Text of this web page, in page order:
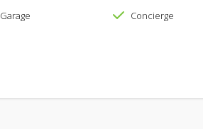
Garage Concierge